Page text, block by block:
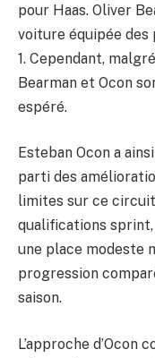
pour Haas. Oliver
voiture équipée des
1. Cependant,
Bearman et Ocon
espéré.
Esteban Ocon a
parti des
limites sur ce
qualifications sprint,
une place modeste
progression
saison.
L’approche d’Ocon